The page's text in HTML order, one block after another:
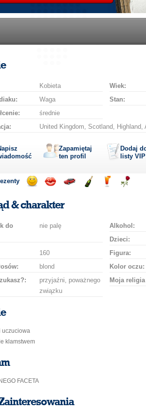
Kobieta Wiek:
Waga Stan:
średnie
United Kingdom, Scotland,
Zapamiętaj
ten profil
Dodaj
listy VIP
uśmiechbuziaka
& charakter
do
nie palę Alkohol:
Dzieci:
160 Figura:
blond Kolor oczu:
przyjaźni, poważnego
związku
Moja
uczuciowa
klamstwem
FACETA